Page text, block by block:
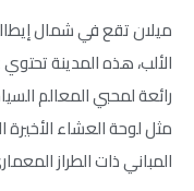
ميلان تقع في شمال
الألب، هذه المدينة
رائعة لمحبي المعالم
مثل لوحة العشاء
المباني ذات الطراز